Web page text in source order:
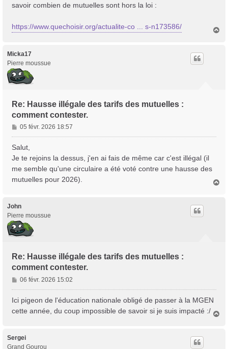
Trans District
Forum d'information sur les transidentités masculines FtM/FtX/Ft*
savoir combien de mutuelles sont hors la loi :
https://www.quechoisir.org/actualite-co ... s-n173586/
Micka17
Pierre moussue
Re: Hausse illégale des tarifs des mutuelles :
comment contester.
M
e
s
g
e
05 févr. 2026 18:57
Salut,
Je te rejoins la dessus, j'en ai fais de même car c'est illégal (il
me semble qu'une circulaire a été voté contre une hausse des
mutuelles pour 2026).
John
Pierre moussue
Re: Hausse illégale des tarifs des mutuelles :
comment contester.
M
e
s
06 févr. 2026 15:02
Ici pigeon de l'éducation nationale obligé de passer à la MGEN
cette année, du coup impossible de savoir si je suis impacté :/
Sergei
Grand Gourou